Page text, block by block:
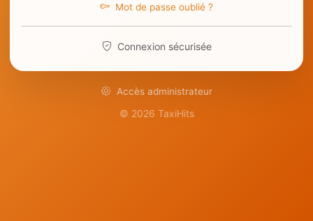
Mot de passe oublié ?
Connexion sécurisée
Accès administrateur
© 2026 TaxiHits